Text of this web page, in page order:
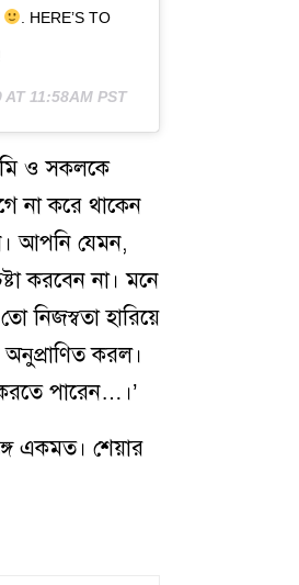
. HERE’S TO
AT 11:58AM PST
ও সকলকে
না করে থাকেন
আপনি যেমন,
করবেন না। মনে
নিজস্বতা হারিয়ে
অনুপ্রাণিত করল।
পারেন…।’
একমত। শেয়ার